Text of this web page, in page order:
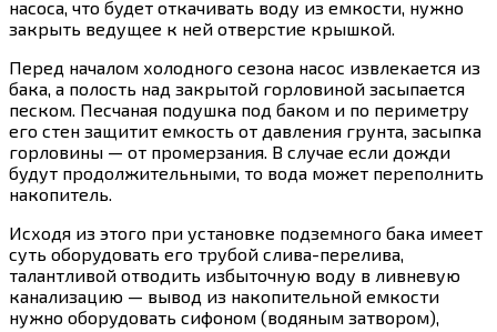
насоса, что будет откачивать воду из емкости, нужно
закрыть ведущее к ней отверстие крышкой.
Перед началом холодного сезона насос извлекается из
бака, а полость над закрытой горловиной засыпается
песком. Песчаная подушка под баком и по периметру
его стен защитит емкость от давления грунта, засыпка
горловины — от промерзания. В случае если дожди
будут продолжительными, то вода может переполнить
накопитель.
Исходя из этого при установке подземного бака имеет
суть оборудовать его трубой слива-перелива,
талантливой отводить избыточную воду в ливневую
канализацию — вывод из накопительной емкости
нужно оборудовать сифоном (водяным затвором),